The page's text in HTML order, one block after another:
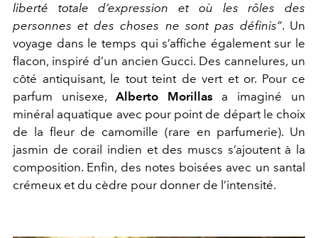
liberté totale d’expression et où les rôles des
personnes et des choses ne sont pas définis”. Un
voyage dans le temps qui s’affiche également sur le
flacon, inspiré d’un ancien Gucci. Des cannelures, un
côté antiquisant, le tout teint de vert et or. Pour ce
parfum unisexe, Alberto Morillas a imaginé un
minéral aquatique avec pour point de départ le choix
de la fleur de camomille (rare en parfumerie). Un
jasmin de corail indien et des muscs s’ajoutent à la
composition. Enfin, des notes boisées avec un santal
crémeux et du cèdre pour donner de l’intensité.